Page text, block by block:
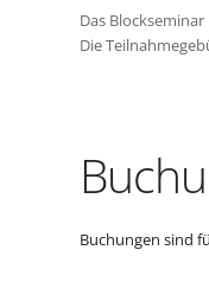
Das
Die
Buchungen sind